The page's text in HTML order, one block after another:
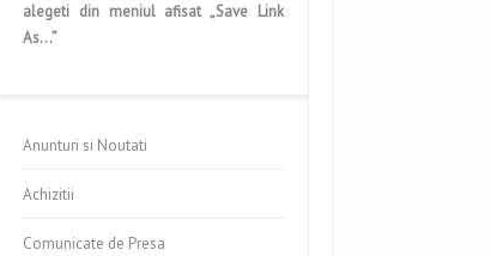
alegeti din meniul afisat „Save Link
As…”
Anunturi si Noutati
Achizitii
Comunicate de Presa